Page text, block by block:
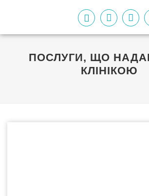
ПОСЛУГИ, ЩО
КЛІНІКОЮ